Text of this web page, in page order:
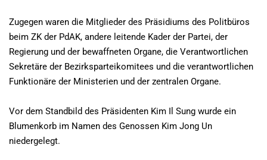
Zugegen waren die Mitglieder des Präsidiums des Politbüros
beim ZK der PdAK, andere leitende Kader der Partei, der
Regierung und der bewaffneten Organe, die Verantwortlichen
Sekretäre der Bezirksparteikomitees und die verantwortlichen
Funktionäre der Ministerien und der zentralen Organe.
Vor dem Standbild des Präsidenten Kim Il Sung wurde ein
Blumenkorb im Namen des Genossen Kim Jong Un
niedergelegt.